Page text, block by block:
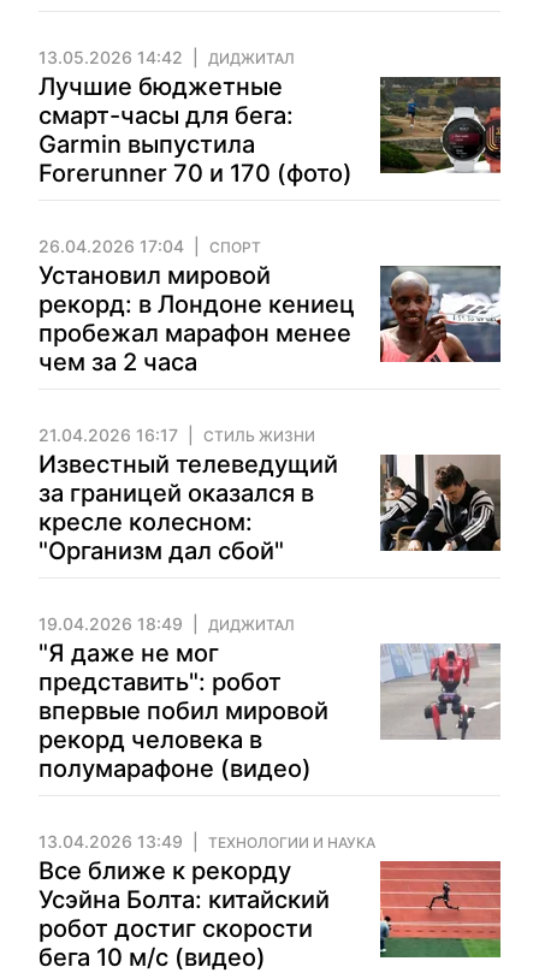
13.05.2026 14:42 ДИДЖИТАЛ
Лучшие бюджетные
смарт-часы для бега:
Garmin выпустила
Forerunner 70 и 170 (фото)
26.04.2026 17:04 СПОРТ
Установил мировой
рекорд: в Лондоне кениец
пробежал марафон менее
чем за 2 часа
21.04.2026 16:17 СТИЛЬ ЖИЗНИ
Известный телеведущий
за границей оказался в
кресле колесном:
"Организм дал сбой"
19.04.2026 18:49 ДИДЖИТАЛ
"Я даже не мог
представить": робот
впервые побил мировой
рекорд человека в
полумарафоне (видео)
13.04.2026 13:49 ТЕХНОЛОГИИ И НАУКА
Все ближе к рекорду
Усэйна Болта: китайский
робот достиг скорости
бега 10 м/с (видео)